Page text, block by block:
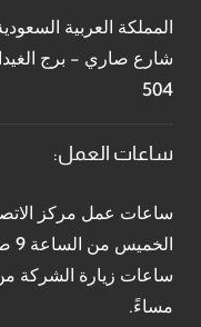
المملكة العربية
شارع صاري - برج
504
ساعات العمل:
ساعات عمل مركز
مساءً.